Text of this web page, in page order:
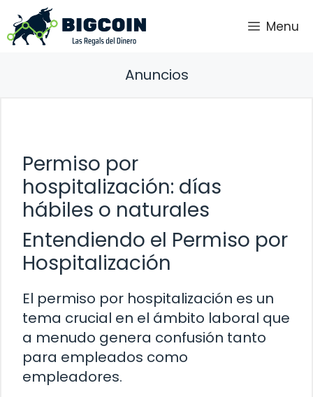
Saltar
al
contenido
Menu
Anuncios
Permiso por
hospitalización: días
hábiles o naturales
Entendiendo el Permiso por
Hospitalización
El permiso por hospitalización es un
tema crucial en el ámbito laboral que
a menudo genera confusión tanto
para empleados como
empleadores.